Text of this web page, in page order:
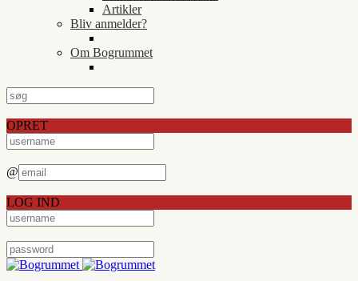
Artikler
Bliv anmelder?
Om Bogrummet
OPRET
@
LOG IND